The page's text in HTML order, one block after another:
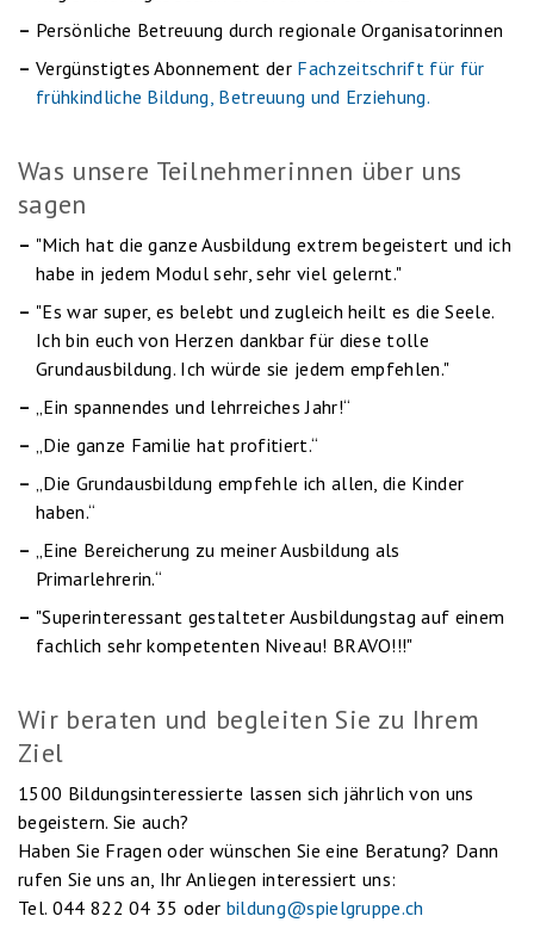
Persönliche Betreuung durch regionale Organisatorinnen
Vergünstigtes Abonnement der Fachzeitschrift für für
frühkindliche Bildung, Betreuung und Erziehung.
Was unsere Teilnehmerinnen über uns
sagen
"Mich hat die ganze Ausbildung extrem begeistert und ich
habe in jedem Modul sehr, sehr viel gelernt."
"Es war super, es belebt und zugleich heilt es die Seele.
Ich bin euch von Herzen dankbar für diese tolle
Grundausbildung. Ich würde sie jedem empfehlen."
„Ein spannendes und lehrreiches Jahr!“
„Die ganze Familie hat profitiert.“
„Die Grundausbildung empfehle ich allen, die Kinder
haben.“
„Eine Bereicherung zu meiner Ausbildung als
Primarlehrerin.“
"Superinteressant gestalteter Ausbildungstag auf einem
fachlich sehr kompetenten Niveau! BRAVO!!!"
Wir beraten und begleiten Sie zu Ihrem
Ziel
1500 Bildungsinteressierte lassen sich jährlich von uns
begeistern. Sie auch?
Haben Sie Fragen oder wünschen Sie eine Beratung? Dann
rufen Sie uns an, Ihr Anliegen interessiert uns:
Tel. 044 822 04 35 oder bildung@spielgruppe.ch